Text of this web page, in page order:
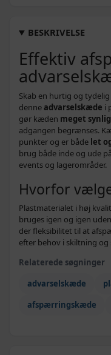
BESKRIVELSE
Effektiv
Skab en hurtig og
denneadvarselskæde i
gør kæden meget synlig
adgangen begrænses.
punkter og er både let
brug både inde og ude
events og lagerområder.
Hvorfor
Plastmaterialet i høj
bruges igen og igen
der fleksibilitet til at
efter behov i skiltning
Relaterede søgninger
advarselskæde
afspærringskæde